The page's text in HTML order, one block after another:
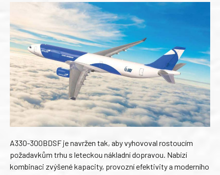
A330-300BDSF je navržen tak, aby vyhovoval rostoucím
požadavkům trhu s leteckou nákladní dopravou. Nabízí
kombinaci zvýšené kapacity, provozní efektivity a moderního